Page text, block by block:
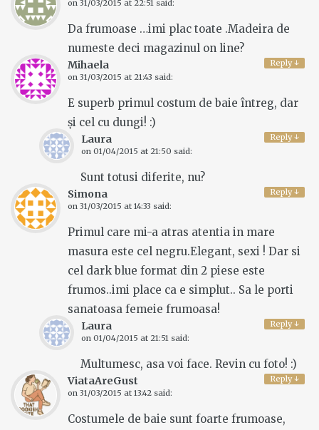
on 31/03/2015 at 22:51 said:
Da frumoase …imi plac toate .Madeira de
numeste deci magazinul on line?
Reply↓
Mihaela
on 31/03/2015 at 21:43 said:
E superb primul costum de baie întreg, dar
și cel cu dungi! :)
Reply↓
Laura
on 01/04/2015 at 21:50 said:
Sunt totusi diferite, nu?
Reply↓
Simona
on 31/03/2015 at 14:33 said:
Primul care mi-a atras atentia in mare
masura este cel negru.Elegant, sexi ! Dar si
cel dark blue format din 2 piese este
frumos..imi place ca e simplut.. Sa le porti
sanatoasa femeie frumoasa!
Reply↓
Laura
on 01/04/2015 at 21:51 said:
Multumesc, asa voi face. Revin cu foto! :)
Reply↓
ViataAreGust
on 31/03/2015 at 13:42 said:
Costumele de baie sunt foarte frumoase,